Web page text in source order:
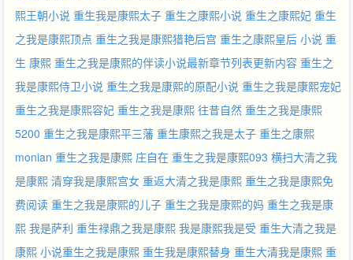
熙王朝小说 重生我是康熙太子 重生之康熙小说 重生之康熙妃 重生
之我是康熙顶点 重生之我是康熙猎艳后宫 重生之康熙皇后 小说 重
生 康熙 重生之我是康熙的伴读小说最新章节列表更新内容 重生之
我是康熙侍卫小说 重生之我是康熙的原配小说 重生之我是康熙宠妃
重生之我是康熙容妃 重生之我是康熙 往昔自然 重生之我是康熙
5200 重生之我是康熙平三藩 重生康熙之我是太子 重生之康熙
monian 重生之我是康熙 庄自在 重生之我是康熙093 横扫大清之我
是康熙 清穿我是康熙宫女 重返大清之我是康熙 重生之我是康熙免
费阅读 重生之我是康熙的儿子 重生之我是康熙的妈 重生之我是康
熙 我是萨利 重生禄鼎之我是康熙 我是康熙我是受 重生大清之我是
康熙 小说重生之我是康熙 重生我是康熙替身 重生大清我是康熙 重